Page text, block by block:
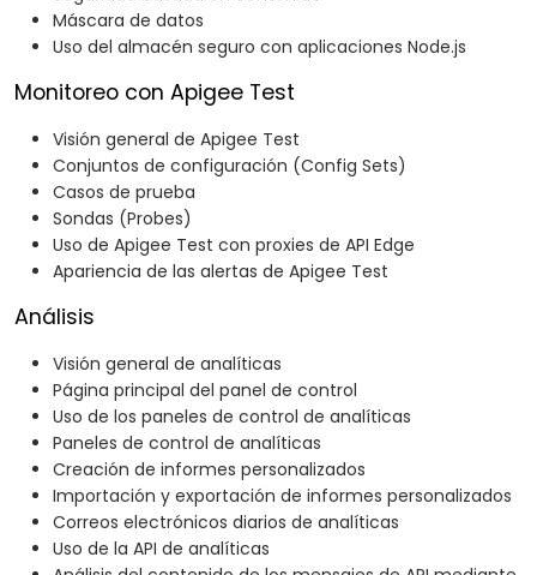
Máscara de datos
Uso del almacén seguro con aplicaciones Node.js
Monitoreo con Apigee Test
Visión general de Apigee Test
Conjuntos de configuración (Config Sets)
Casos de prueba
Sondas (Probes)
Uso de Apigee Test con proxies de API Edge
Apariencia de las alertas de Apigee Test
Análisis
Visión general de analíticas
Página principal del panel de control
Uso de los paneles de control de analíticas
Paneles de control de analíticas
Creación de informes personalizados
Importación y exportación de informes personalizados
Correos electrónicos diarios de analíticas
Uso de la API de analíticas